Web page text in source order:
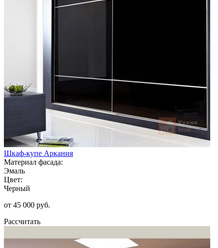
Шкаф-купе Аркания
Материал фасада:
Эмаль
Цвет:
Черный
от 45 000 руб.
Рассчитать